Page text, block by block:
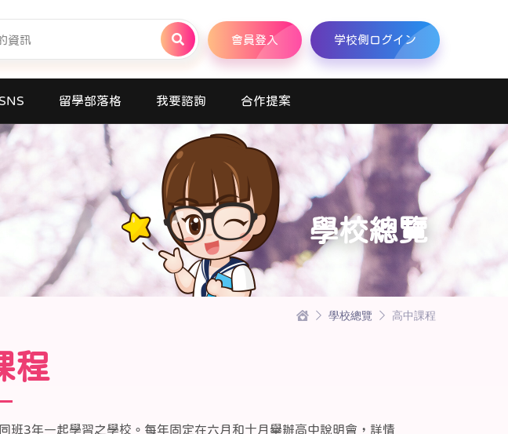
會員登入 学校側ログイン
留學部落格 我要諮詢 合作提案
學校總覽
學校總覽 高中課程
程
3年一起學習之學校。每年固定在六月和十月舉辦高中說明會，詳情